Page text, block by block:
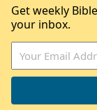
Get weekly
your inbox.